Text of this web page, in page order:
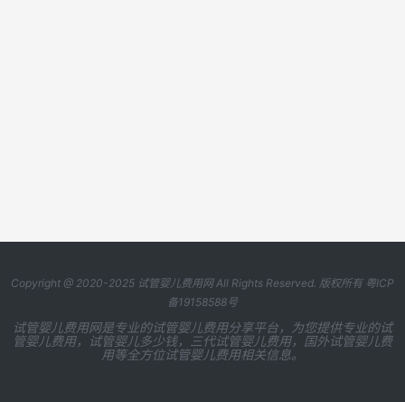
Copyright @ 2020-2025 试管婴儿费用网All Rights Reserved. 版权所有 粤ICP
备19158588号
试管婴儿费用网是专业的试管婴儿费用分享平台，为您提供专业的试
管婴儿费用，试管婴儿多少钱，三代试管婴儿费用，国外试管婴儿费
用等全方位试管婴儿费用相关信息。